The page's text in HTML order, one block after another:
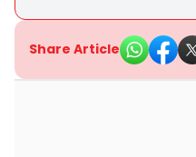
Share Article